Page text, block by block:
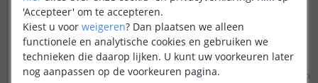
worden. Deze heeft eventueel wel de
mogelijkheid om te verspringen of te
vervagen naar een andere kleur.
Bekijkheleantwoord
gekoppeld middels
op de ledstrip.
'Accepteer' om te accepteren.
Kiest u voor weigeren? Dan plaatsen we alleen
functionele en analytische cookies en gebruiken we
technieken die daarop lijken. U kunt uw voorkeuren later
nog aanpassen op de voorkeuren pagina.